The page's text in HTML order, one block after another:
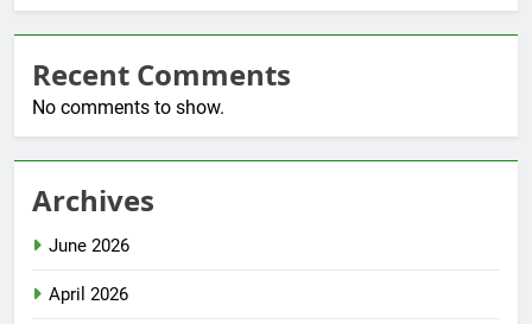
Recent Comments
No comments to show.
Archives
June 2026
April 2026